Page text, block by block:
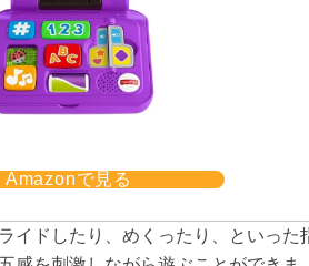
Amazonで見る
イドしたり、めくったり、といった